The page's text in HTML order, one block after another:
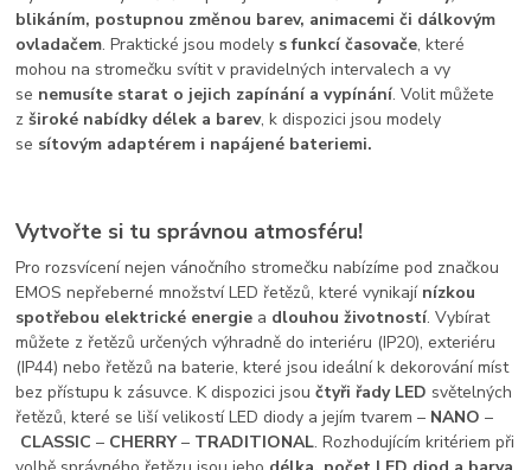
blikáním, postupnou změnou barev, animacemi či dálkovým
ovladačem. Praktické jsou modely s funkcí časovače, které
mohou na stromečku svítit v pravidelných intervalech a vy
se nemusíte starat o jejich zapínání a vypínání. Volit můžete
zširoké nabídky délek a barev, k dispozici jsou modely
se sítovým adaptérem i napájené bateriemi.
Vytvořte si tu správnou atmosféru!
Pro rozsvícení nejen vánočního stromečku nabízíme pod značkou
EMOS nepřeberné množství LED řetězů, které vynikají nízkou
spotřebou elektrické energie a dlouhou životností. Vybírat
můžete z řetězů určených výhradně do interiéru (IP20), exteriéru
(IP44) nebo řetězů na baterie, které jsou ideální k dekorování míst
bez přístupu k zásuvce. K dispozici jsoučtyři řady LED světelných
řetězů, které se liší velikostí LED diody a jejím tvarem – NANO –
CLASSIC – CHERRY– TRADITIONAL. Rozhodujícím kritériem při